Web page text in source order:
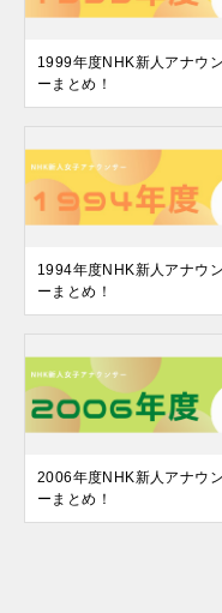
1999年度NHK新人アナウ
ーまとめ！
1994年度NHK新人アナウ
ーまとめ！
2006年度NHK新人アナウ
ーまとめ！